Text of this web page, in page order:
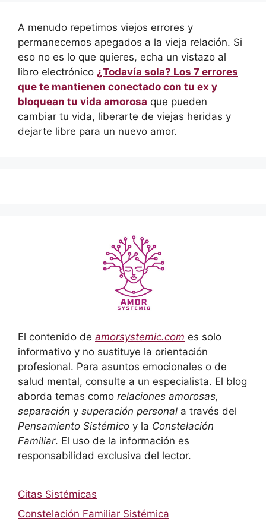
A menudo repetimos viejos errores y
permanecemos apegados a la vieja relación. Si
eso no es lo que quieres, echa un vistazo al
libro electrónico ¿Todavía sola? Los 7 errores
que te mantienen conectado con tu ex y
bloquean tu vida amorosa que pueden
cambiar tu vida, liberarte de viejas heridas y
dejarte libre para un nuevo amor.
El contenido de amorsystemic.com es solo
informativo y no sustituye la orientación
profesional. Para asuntos emocionales o de
salud mental, consulte a un especialista. El blog
aborda temas como relaciones amorosas,
separación y superación personal a través del
Pensamiento Sistémico y la Constelación
Familiar. El uso de la información es
responsabilidad exclusiva del lector.
Citas Sistémicas
Constelación Familiar Sistémica